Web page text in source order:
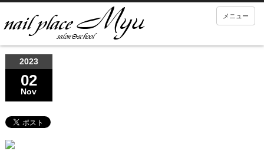
メニュー
2023
02
Nov